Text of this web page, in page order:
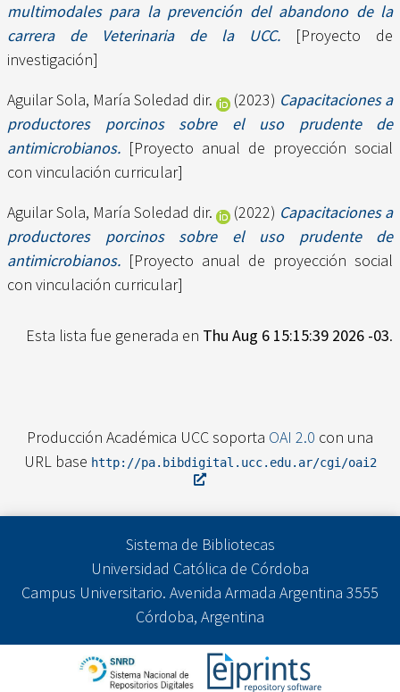
multimodales para la prevención del abandono de la
carrera de Veterinaria de la UCC. [Proyecto de
investigación]
Aguilar Sola, María Soledad dir.
(2023) Capacitaciones a
productores porcinos sobre el uso prudente de
antimicrobianos. [Proyecto anual de proyección social
con vinculación curricular]
Aguilar Sola, María Soledad dir.
(2022) Capacitaciones a
productores porcinos sobre el uso prudente de
antimicrobianos. [Proyecto anual de proyección social
con vinculación curricular]
Esta lista fue generada en Thu Aug 6 15:15:39 2026 -03.
Producción Académica UCC soporta OAI 2.0 con una
URL base http://pa.bibdigital.ucc.edu.ar/cgi/oai2
Sistema de Bibliotecas
Universidad Católica de Córdoba
Campus Universitario. Avenida Armada Argentina 3555
Córdoba, Argentina